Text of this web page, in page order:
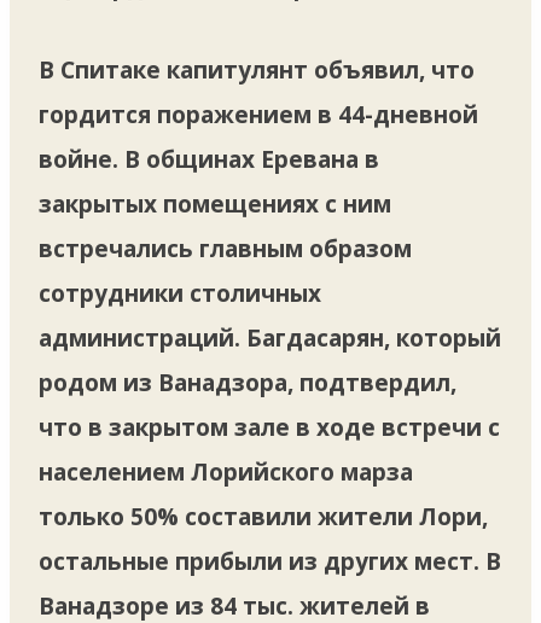
В Спитаке капитулянт объявил, что
гордится поражением в 44-дневной
войне. В общинах Еревана в
закрытых помещениях с ним
встречались главным образом
сотрудники столичных
администраций. Багдасарян, который
родом из Ванадзора, подтвердил,
что в закрытом зале в ходе встречи с
населением Лорийского марза
только 50% составили жители Лори,
остальные прибыли из других мест. В
Ванадзоре из 84 тыс. жителей в